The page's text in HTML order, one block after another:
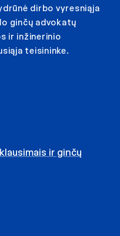
dirbo vyresniąja
ginčų advokatų
ir inžinerinio
teisininke.
ir ginčų